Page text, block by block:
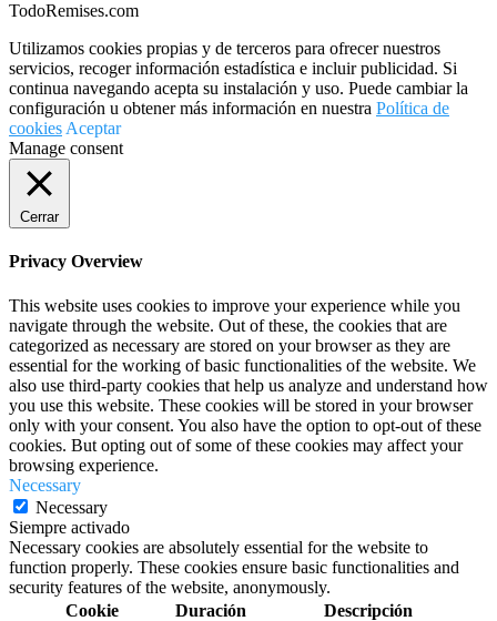
TodoRemises.com
Utilizamos cookies propias y de terceros para ofrecer nuestros
servicios, recoger información estadística e incluir publicidad. Si
continua navegando acepta su instalación y uso. Puede cambiar la
configuración u obtener más información en nuestra Política de
cookies Aceptar
Manage consent
Cerrar
Privacy Overview
This website uses cookies to improve your experience while you
navigate through the website. Out of these, the cookies that are
categorized as necessary are stored on your browser as they are
essential for the working of basic functionalities of the website. We
also use third-party cookies that help us analyze and understand how
you use this website. These cookies will be stored in your browser
only with your consent. You also have the option to opt-out of these
cookies. But opting out of some of these cookies may affect your
browsing experience.
Necessary
Necessary
Siempre activado
Necessary cookies are absolutely essential for the website to
function properly. These cookies ensure basic functionalities and
security features of the website, anonymously.
Cookie
Duración Descripción